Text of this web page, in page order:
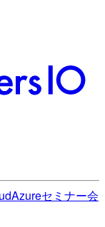
Azureセミナー会